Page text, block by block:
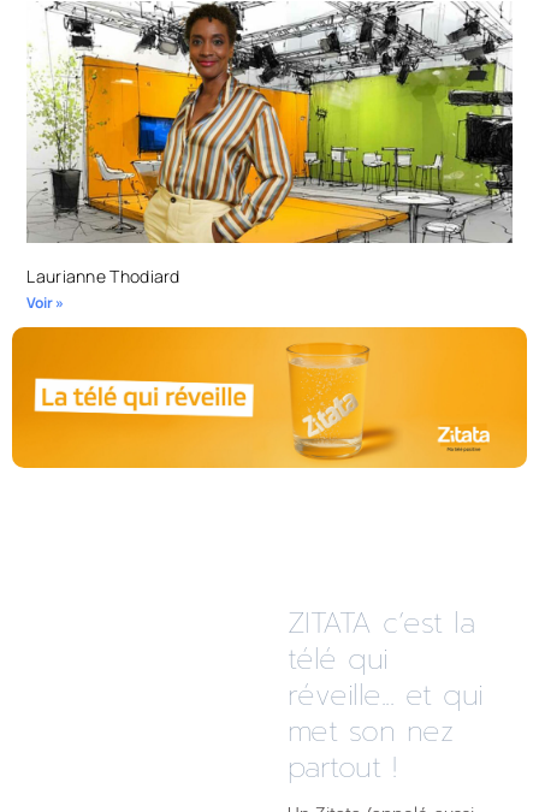
Laurianne Thodiard
Voir »
ZITATA c’est la
télé qui
réveille... et qui
met son nez
partout !